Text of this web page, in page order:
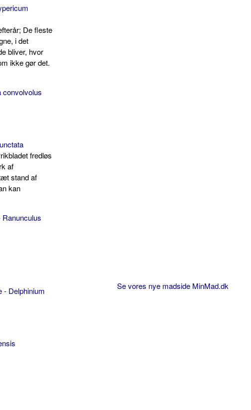
De fleste
i det
bliver, hvor
ikke gør det.
convolvolus
fredløs
af
stand af
kan
- Delphinium
Se vores nye madside MinMad.dk